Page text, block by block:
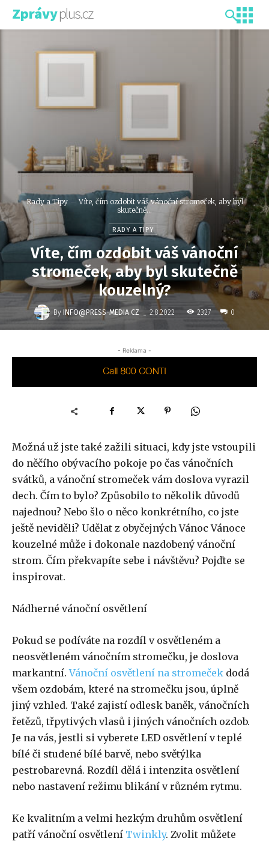
Zprávyplus.cz
Rady a Tipy
Víte, čím ozdobit váš vánoční stromeček, aby byl
skutečně...
RADY A TIPY
Víte, čím ozdobit váš vánoční
stromeček, aby byl skutečně
kouzelný?
By INFO@PRESS-MEDIA.CZ - 2.8.2022 2327 0
- Reklama -
Možná už jste také zažili situaci, kdy jste vstoupili
do něčího obývacího pokoje po čas vánočních
svátků, a vánoční stromeček vám doslova vyrazil
dech. Čím to bylo? Způsobilo to několik důvodů
najednou? Nebo šlo o něco konkrétního, co jste
ještě neviděli? Udělat z obyčejných Vánoc Vánoce
kouzelné může i dokonale nazdobený vánoční
strom. Čím překvapíte sebe i návštěvu? Pojďte se
inspirovat.
Nádherné vánoční osvětlení
Pokud se podíváte na rozdíl v osvětleném a
neosvětleném vánočním stromečku, je doslova
markantní.Vánoční osvětlení na stromeček dodá
všem ozdobám, které na stromečku jsou, úplně
jiný vzhled. Také zajistí odlesk baněk, vánočních
řetězů, třpytivých vlasů i jiných vánočních ozdob.
Je na vás, jestli si vyberete LED osvětlení v teplé
bílé či studené bílé barvě, nebo světýlka
pestrobarevná. Rozdíl dělá i intenzita osvětlení
nebo nastavení režimu blikání v různém rytmu.
Ke kvalitním a velmi hezkým druhům osvětlení
patří vánoční osvětlení Twinkly. Zvolit můžete